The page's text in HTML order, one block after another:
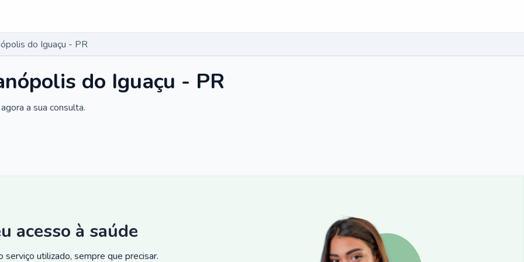
do Iguaçu - PR
do Iguaçu - PR
a sua consulta.
acesso à saúde
utilizado, sempre que precisar.